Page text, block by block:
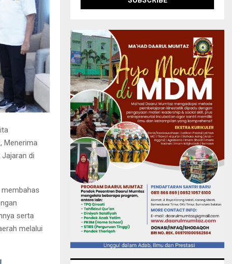
Menerima
di
membahas
serta
melalui